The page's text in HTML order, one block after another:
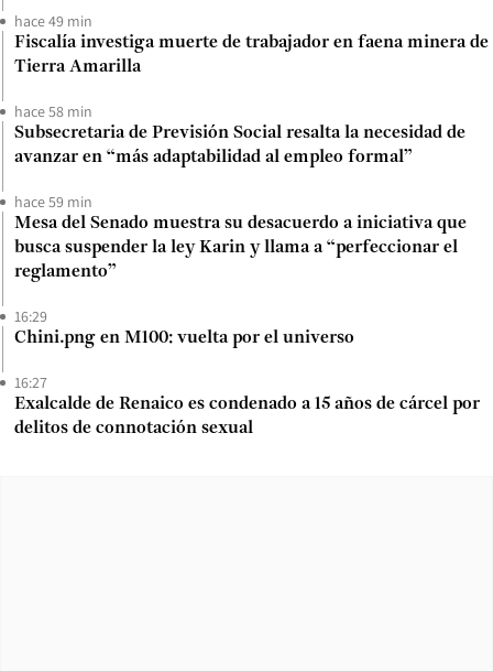
hace 49 min
Fiscalía investiga muerte de trabajador en faena minera de
Tierra Amarilla
hace 58 min
Subsecretaria de Previsión Social resalta la necesidad de
avanzar en “más adaptabilidad al empleo formal”
hace 59 min
Mesa del Senado muestra su desacuerdo a iniciativa que
busca suspender la ley Karin y llama a “perfeccionar el
reglamento”
16:29
Chini.png en M100: vuelta por el universo
16:27
Exalcalde de Renaico es condenado a 15 años de cárcel por
delitos de connotación sexual